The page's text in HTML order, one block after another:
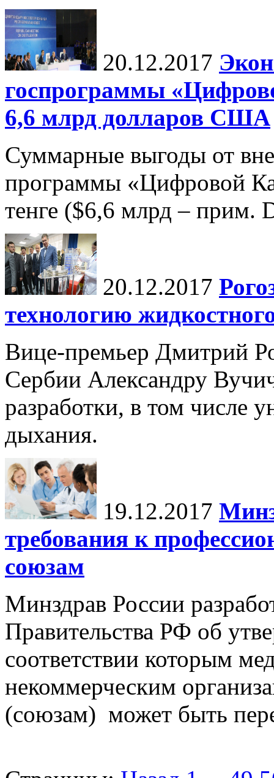
20.12.2017
госпрограммы
6,6 млрд долларов США
Суммарные выгоды от
программы «Цифровой
тенге ($6,6 млрд – прим.
20.12.2017
технологию
Вице-премьер Дмитрий
Сербии Александру
разработки, в том числе
дыхания.
19.12.2017
требования к
союзам
Минздрав России
Правительства РФ об
соответствии которым
некоммерческим
(союзам) может быть